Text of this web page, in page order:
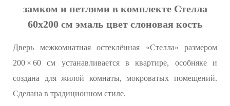
замком и петлями в комплекте Стелла
60x200 см эмаль цвет слоновая кость
Дверь межкомнатная остеклённая «Стелла» размером
200 × 60 см устанавливается в квартире, особняке и
создана для жилой комнаты, мокроватых помещений.
Сделана в традиционном стиле.